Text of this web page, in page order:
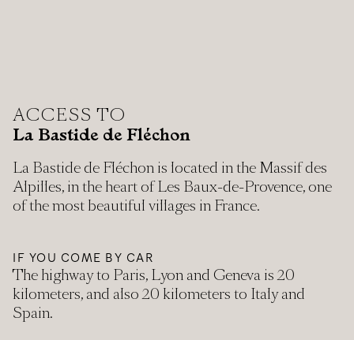
ACCESS TO
La Bastide de Fléchon
La Bastide de Fléchon is located in the Massif des
Alpilles, in the heart of Les Baux-de-Provence, one
of the most beautiful villages in France.
IF YOU COME BY CAR
The highway to Paris, Lyon and Geneva is 20
kilometers, and also 20 kilometers to Italy and
Spain.